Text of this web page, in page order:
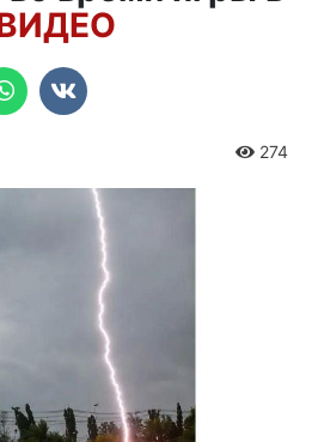
274